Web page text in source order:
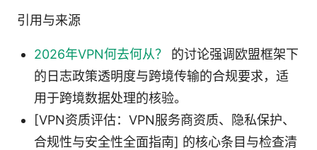
引用与来源
2026年VPN何去何从？
的讨论强调欧盟框架下
的日志政策透明度与跨境传输的合规要求，适
用于跨境数据处理的核验。
[VPN资质评估：VPN服务商资质、隐私保护、
合规性与安全性全面指南] 的核心条目与检查清